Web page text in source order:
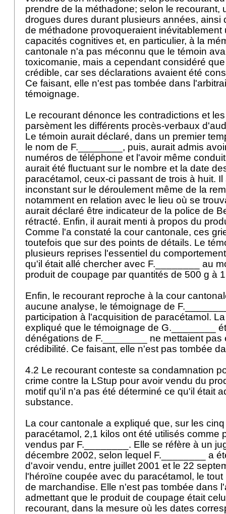
prendre de la méthadone; selon le recourant,
drogues dures durant plusieurs années, ainsi
de méthadone provoqueraient inévitablement
capacités cognitives et, en particulier, à la
cantonale n'a pas méconnu que le témoin
toxicomanie, mais a cependant considéré
crédible, car ses déclarations avaient été
Ce faisant, elle n'est pas tombée dans
témoignage.
Le recourant dénonce les contradictions et
parsèment les différents procès-verbaux
Le témoin aurait déclaré, dans un premier
le nom de F.________, puis, aurait admis
numéros de téléphone et l'avoir même
aurait été fluctuant sur le nombre et la date
paracétamol, ceux-ci passant de trois à huit.
inconstant sur le déroulement même de la
notamment en relation avec le lieu où se
aurait déclaré être indicateur de la police de
rétracté. Enfin, il aurait menti à propos du
Comme l'a constaté la cour cantonale, ces
toutefois que sur des points de détails. Le
plusieurs reprises l'essentiel du
qu'il était allé chercher avec F.________ au
produit de coupage par quantités de 500 g à
Enfin, le recourant reproche à la cour
aucune analyse, le témoignage de
participation à l'acquisition de paracétamol.
expliqué que le témoignage de G.________
dénégations de F.________ ne mettaient pas
crédibilité. Ce faisant, elle n'est pas tombée
4.2 Le recourant conteste sa condamnation
crime contre la LStup pour avoir vendu du
motif qu'il n'a pas été déterminé ce qu'il était
substance.
La cour cantonale a expliqué que, sur les
paracétamol, 2,1 kilos ont été utilisés comme
vendus par F.________. Elle se réfère à un
décembre 2002, selon lequel F.________ a
d'avoir vendu, entre juillet 2001 et le 22
l'héroïne coupée avec du paracétamol, le
de marchandise. Elle n'est pas tombée dans
admettant que le produit de coupage était
recourant, dans la mesure où les dates